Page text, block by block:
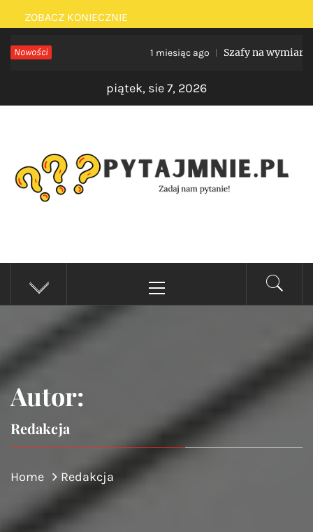
Skip
to
content
ZOBACZ KONIECZNIE
Nowości 1 miesiąc ago Szafy na wymiar do
piątek, sie 7, 2026
PYTAJMNIE.PL
Zadaj nam pytanie!
Menu
Autor:
Redakcja
Home Redakcja